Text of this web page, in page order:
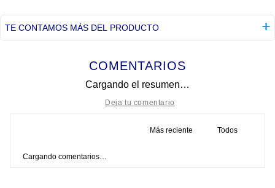
TE CONTAMOS MÁS DEL PRODUCTO
COMENTARIOS
Cargando el resumen…
Más reciente Todos
Cargando comentarios…